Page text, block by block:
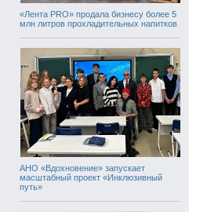
«Лента PRO» продала бизнесу более 5
млн литров прохладительных напитков
АНО «Вдохновение» запускает
масштабный проект «Инклюзивный
путь»